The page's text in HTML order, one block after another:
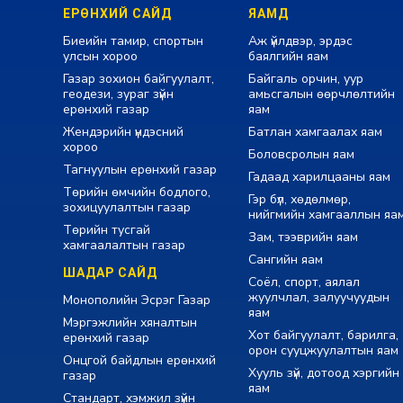
ЕРӨНХИЙ САЙД
Биеийн тамир, спортын
улсын хороо
Газар зохион байгуулалт,
геодези, зураг зүйн
ерөнхий газар
Жендэрийн үндэсний
хороо
Тагнуулын ерөнхий газар
Төрийн өмчийн бодлого,
зохицуулалтын газар
Төрийн тусгай
хамгаалалтын газар
ШАДАР САЙД
Монополийн Эсрэг Газар
Мэргэжлийн хяналтын
ерөнхий газар
Онцгой байдлын ерөнхий
газар
Стандарт, хэмжил зүйн
ЯАМД
Аж үйлдвэр, эрдэс
баялгийн яам
Байгаль орчин, уур
амьсгалын өөрчлөлтийн
яам
Батлан хамгаалах яам
Боловсролын яам
Гадаад харилцааны яам
Гэр бүл, хөдөлмөр,
нийгмийн хамгааллын
Зам, тээврийн яам
Сангийн яам
Соёл, спорт, аялал
жуулчлал, залуучуудын
яам
Хот байгуулалт, барилга,
орон сууцжуулалтын яам
Хууль зүй, дотоод хэргийн
яам